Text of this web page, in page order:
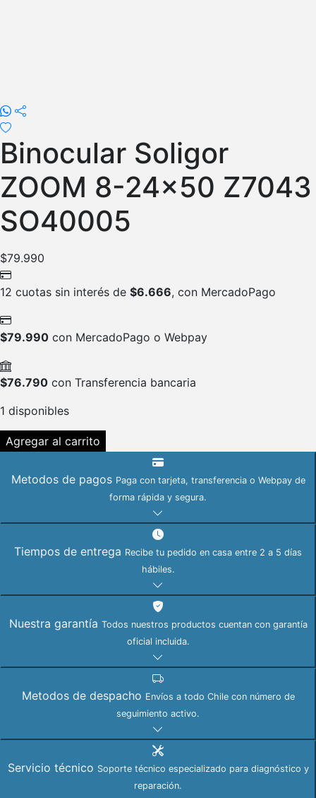
Binocular Soligor
ZOOM 8-24×50 Z7043
SO40005
$79.990
12 cuotas sin interés de $6.666, con MercadoPago
$79.990 con MercadoPago o Webpay
$76.790 con Transferencia bancaria
1 disponibles
Binocular
Soligor
ZOOM
Z7043
cantidad
Agregar al carrito
Metodos de pagos Paga con tarjeta, transferencia o Webpay de
forma rápida y segura.
Tiempos de entrega Recibe tu pedido en casa entre 2 a 5 días
hábiles.
Nuestra garantía Todos nuestros productos cuentan con garantía
oficial incluida.
Metodos de despacho Envíos a todo Chile con número de
seguimiento activo.
Servicio técnico Soporte técnico especializado para diagnóstico y
reparación.